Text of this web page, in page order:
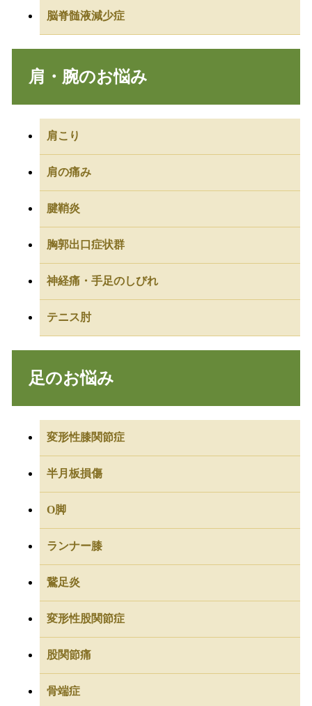
脳脊髄液減少症
肩・腕のお悩み
肩こり
肩の痛み
腱鞘炎
胸郭出口症状群
神経痛・手足のしびれ
テニス肘
足のお悩み
変形性膝関節症
半月板損傷
O脚
ランナー膝
鵞足炎
変形性股関節症
股関節痛
骨端症